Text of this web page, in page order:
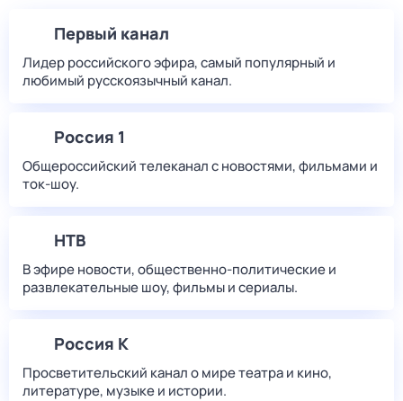
Первый канал
Лидер российского эфира, самый популярный и
любимый русскоязычный канал.
Россия 1
Общероссийский телеканал с новостями, фильмами и
ток-шоу.
НТВ
В эфире новости, общественно-политические и
развлекательные шоу, фильмы и сериалы.
Россия К
Просветительский канал о мире театра и кино,
литературе, музыке и истории.